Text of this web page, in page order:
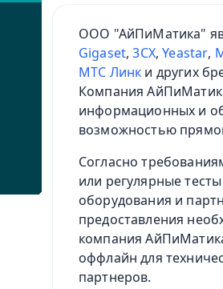
ООО "АйПиМатика"
Gigaset,3CX,Yeastar,
МТС Линк и других
Компания
информационных и
возможностью
Согласно
или регулярные
оборудования и
предоставления
компания
оффлайн для
партнеров.